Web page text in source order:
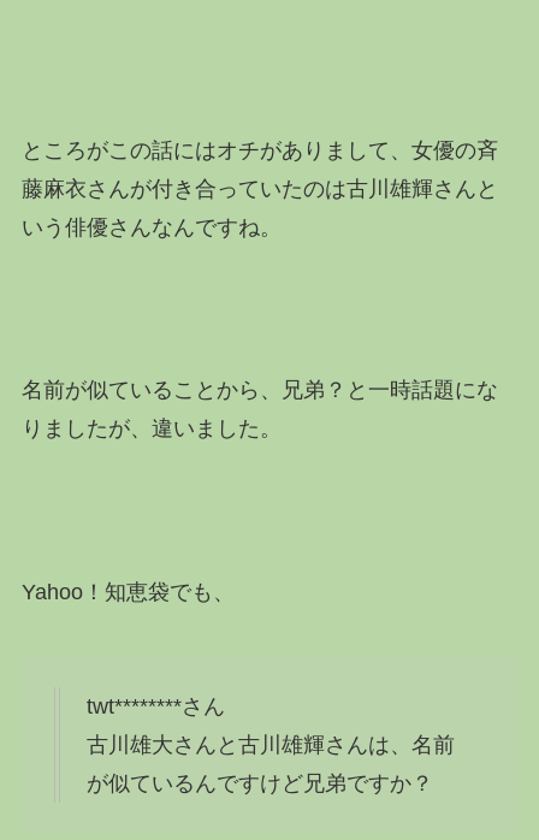
ところがこの話にはオチがありまして、女優の斉
藤麻衣さんが付き合っていたのは古川雄輝さんと
いう俳優さんなんですね。
名前が似ていることから、兄弟？と一時話題にな
りましたが、違いました。
Yahoo！知恵袋でも、
twt********さん
古川雄大さんと古川雄輝さんは、名前
が似ているんですけど兄弟ですか？